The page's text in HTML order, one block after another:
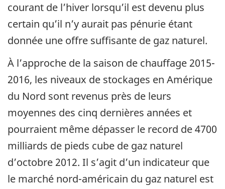
courant de l’hiver lorsqu’il est devenu plus
certain qu’il n’y aurait pas pénurie étant
donnée une offre suffisante de gaz naturel.
À l’approche de la saison de chauffage 2015-
2016, les niveaux de stockages en Amérique
du Nord sont revenus près de leurs
moyennes des cinq dernières années et
pourraient même dépasser le record de 4700
milliards de pieds cube de gaz naturel
d’octobre 2012. Il s’agit d’un indicateur que
le marché nord-américain du gaz naturel est